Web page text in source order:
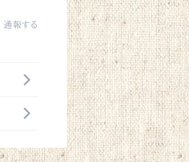
通報する